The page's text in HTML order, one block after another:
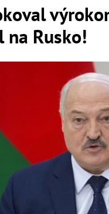
Rusko!